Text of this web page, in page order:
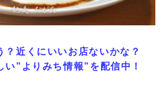
？近くにいいお店ないかな？
い”よりみち情報”を配信中！